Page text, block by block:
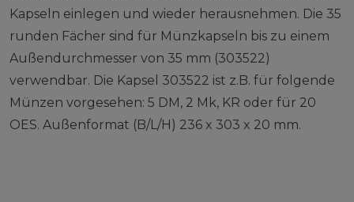
Kapseln einlegen und wieder herausnehmen. Die 35
runden Fächer sind für Münzkapseln bis zu einem
Außendurchmesser von 35 mm (303522)
verwendbar. Die Kapsel 303522 ist z.B. für folgende
Münzen vorgesehen: 5 DM, 2 Mk, KR oder für 20
OES. Außenformat (B/L/H) 236 x 303 x 20 mm.